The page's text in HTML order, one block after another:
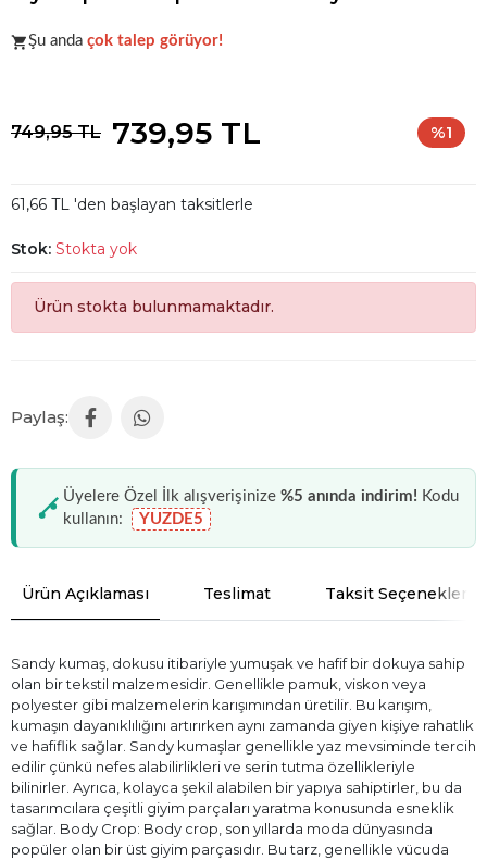
Şu anda çok talep görüyor!
749,95 TL 739,95 TL %1
61,66 TL 'den başlayan taksitlerle
Stok: Stokta yok
Ürün stokta bulunmamaktadır.
Üyelere Özel İlk alışverişinize %5 anında indirim! Kodu
kullanın:
YUZDE5
Ürün Açıklaması Teslimat Taksit Seçenekleri
Sandy kumaş, dokusu itibariyle yumuşak ve hafif bir dokuya sahip
olan bir tekstil malzemesidir. Genellikle pamuk, viskon veya
polyester gibi malzemelerin karışımından üretilir. Bu karışım,
kumaşın dayanıklılığını artırırken aynı zamanda giyen kişiye rahatlık
ve hafiflik sağlar. Sandy kumaşlar genellikle yaz mevsiminde tercih
edilir çünkü nefes alabilirlikleri ve serin tutma özellikleriyle
bilinirler. Ayrıca, kolayca şekil alabilen bir yapıya sahiptirler, bu da
tasarımcılara çeşitli giyim parçaları yaratma konusunda esneklik
sağlar. Body Crop: Body crop, son yıllarda moda dünyasında
popüler olan bir üst giyim parçasıdır. Bu tarz, genellikle vücuda